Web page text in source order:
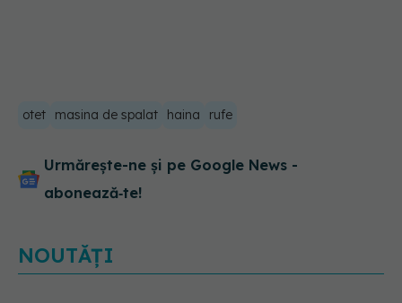
otet masina de spalat haina rufe
Urmărește-ne și pe Google News -
abonează‑te!
NOUTĂȚI